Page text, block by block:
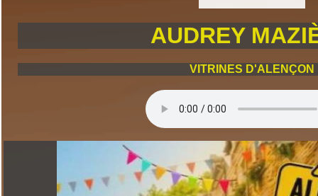
AUDREY
VITRINES D'ALENÇON